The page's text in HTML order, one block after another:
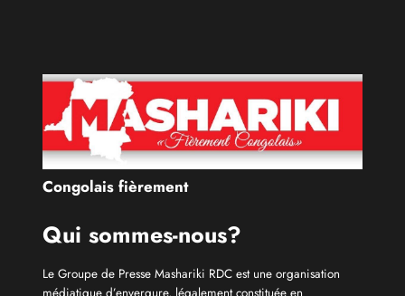
Congolais fièrement
Qui sommes-nous?
République Démocratique du Congo.
Découvrir qui nous sommes